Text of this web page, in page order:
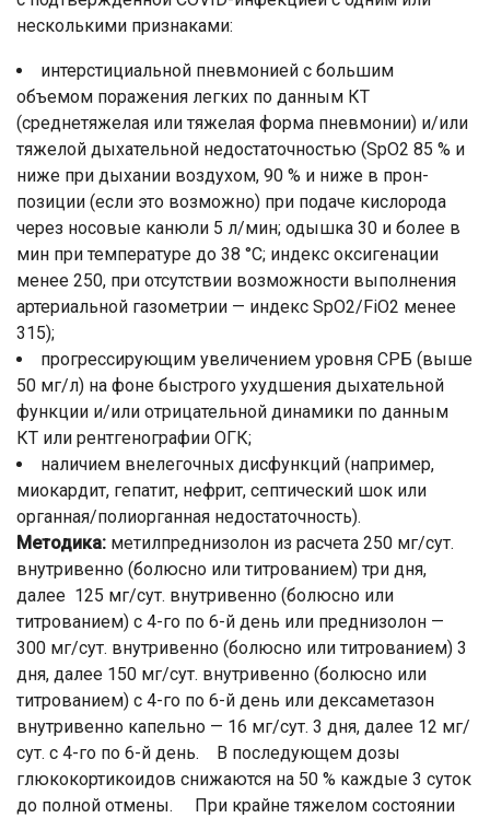
несколькими признаками:
интерстициальной пневмонией с большим
объемом поражения легких по данным КТ
(среднетяжелая или тяжелая форма пневмонии) и/или
тяжелой дыхательной недостаточностью (SpO2 85 % и
ниже при дыхании воздухом, 90 % и ниже в прон-
позиции (если это возможно) при подаче кислорода
через носовые канюли 5 л/мин; одышка 30 и более в
мин при температуре до 38 °C; индекс оксигенации
менее 250, при отсутствии возможности выполнения
артериальной газометрии — индекс SpO2/FiO2 менее
315);
прогрессирующим увеличением уровня СРБ (выше
50 мг/л) на фоне быстрого ухудшения дыхательной
функции и/или отрицательной динамики по данным
КТ или рентгенографии ОГК;
наличием внелегочных дисфункций (например,
миокардит, гепатит, нефрит, септический шок или
органная/полиорганная недостаточность).
Методика: метилпреднизолон из расчета 250 мг/сут.
внутривенно (болюсно или титрованием) три дня,
далее 125 мг/сут. внутривенно (болюсно или
титрованием) с 4-го по 6-й день или преднизолон —
300 мг/сут. внутривенно (болюсно или титрованием) 3
дня, далее 150 мг/сут. внутривенно (болюсно или
титрованием) с 4-го по 6-й день или дексаметазон
внутривенно капельно — 16 мг/сут. 3 дня, далее 12 мг/
сут. с 4-го по 6-й день. В последующем дозы
глюкокортикоидов снижаются на 50 % каждые 3 суток
до полной отмены. При крайне тяжелом состоянии